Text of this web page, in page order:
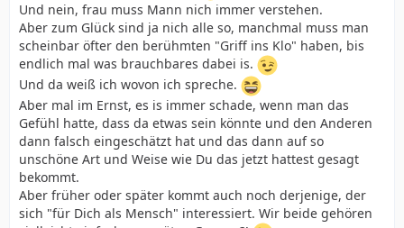
Und nein, frau muss Mann nich immer verstehen.
Aber zum Glück sind ja nich alle so, manchmal muss man
scheinbar öfter den berühmten "Griff ins Klo" haben, bis
endlich mal was brauchbares dabei is.
Und da weiß ich wovon ich spreche.
Aber mal im Ernst, es is immer schade, wenn man das
Gefühl hatte, dass da etwas sein könnte und den Anderen
dann falsch eingeschätzt hat und das dann auf so
unschöne Art und Weise wie Du das jetzt hattest gesagt
bekommt.
Aber früher oder später kommt auch noch derjenige, der
sich "für Dich als Mensch" interessiert. Wir beide gehören